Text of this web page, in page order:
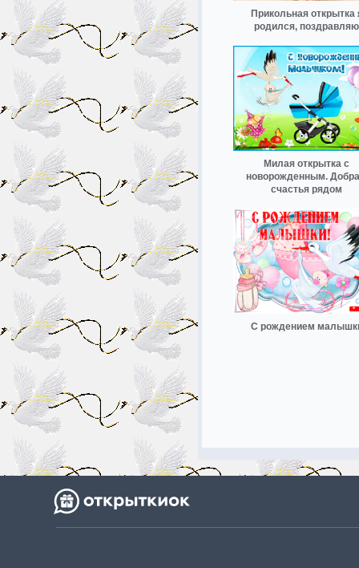
Прикольная открытка
родился, поздравляю
Милая открытка с
новорожденным.
счастья рядом
С рождением